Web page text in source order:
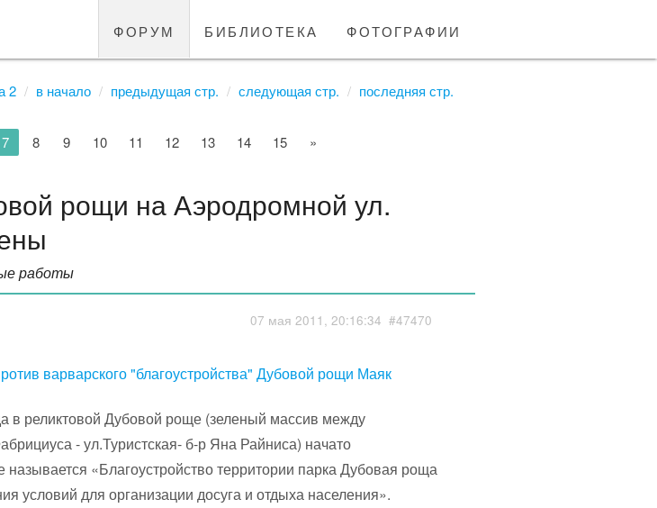
форум библиотека фотографии
2 в начало предыдущая стр. следующая стр. последняя стр.
7 8 9 10 11 12 13 14 15 »
рощи на Аэродромной ул.
работы
07 мая 2011, 20:16:34 #47470
варварского "благоустройства" Дубовой рощи Маяк
в реликтовой Дубовой роще (зеленый массив между
- ул.Туристская- б-р Яна Райниса) начато
называется «Благоустройство территории парка Дубовая роща
условий для организации досуга и отдыха населения».